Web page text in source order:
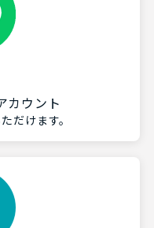
カウント
だけます。